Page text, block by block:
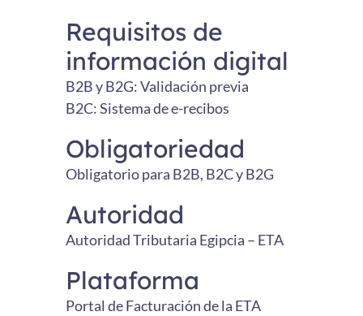
Requisitos de
información digital
B2B y B2G: Validación previa
B2C: Sistema de e-recibos
Obligatoriedad
Obligatorio para B2B, B2C y B2G
Autoridad
Autoridad Tributaria Egipcia – ETA
Plataforma
Portal de Facturación de la ETA